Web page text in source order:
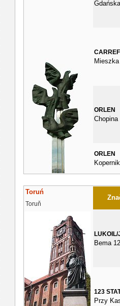
ORLEN
Chopina
ORLEN
Toruń
Toruň
LUKOIL/
Bema
123
Przy